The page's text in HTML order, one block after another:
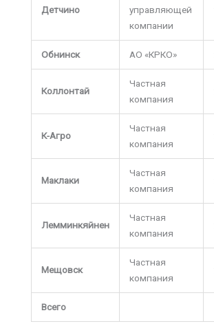
Детчино
управляющей
компании
Обнинск АО «КРКО»
Коллонтай
Частная
компания
К-Агро
Частная
компания
Маклаки
Частная
компания
Лемминкяйнен
Частная
компания
Мещовск
Частная
компания
Всего